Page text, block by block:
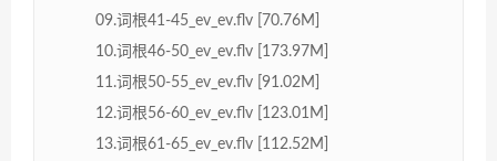
09.词根41-45_ev_ev.flv [70.76M]
10.词根46-50_ev_ev.flv [173.97M]
11.词根50-55_ev_ev.flv [91.02M]
12.词根56-60_ev_ev.flv [123.01M]
13.词根61-65_ev_ev.flv [112.52M]